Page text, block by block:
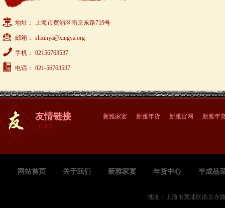
地址： 上海市黄浦区南京东路719号
邮箱： shxinya@xingya.org
手机： 02156763537
电话： 021-56763537
友情链接 新雅家宴 新雅年货 新雅官网 新雅年
网站首页 关于我们 新雅家宴 年货中心 半成品
地址：上海市黄浦区南京